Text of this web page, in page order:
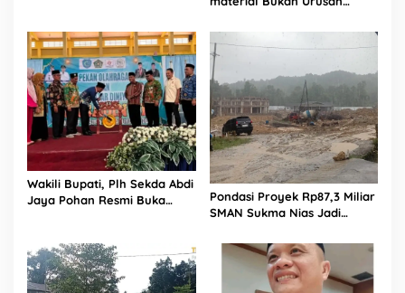
Terima” Tuai Kecaman Dari
Masyarakat
Wakili Bupati, Plh Sekda Abdi
Jaya Pohan Resmi Buka
Pondasi Proyek Rp87,3 Miliar
SMAN Sukma Nias Jadi
Dicor Saat Hujan, Konsultan
dan PPK Bungkam